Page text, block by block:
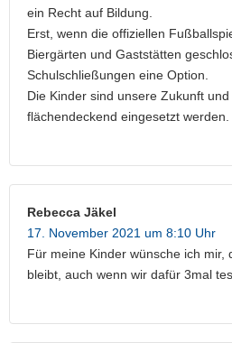
ein Recht auf Bildung.
Erst, wenn die offiziellen
Biergärten und Gaststätten
Schulschließungen eine Option.
Die Kinder sind unsere Zukunft
flächendeckend eingesetzt werden.
Rebecca Jäkel
17. November 2021 um 8:10 Uhr
Für meine Kinder wünsche ich mir,
bleibt, auch wenn wir dafür 3mal